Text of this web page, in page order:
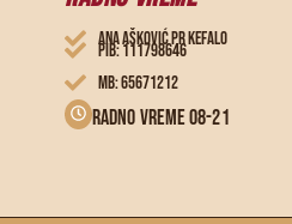
ANA AŠKOVIĆ PR KEFALO
PIB: 111798646
MB: 65671212
Radno vreme 08-21